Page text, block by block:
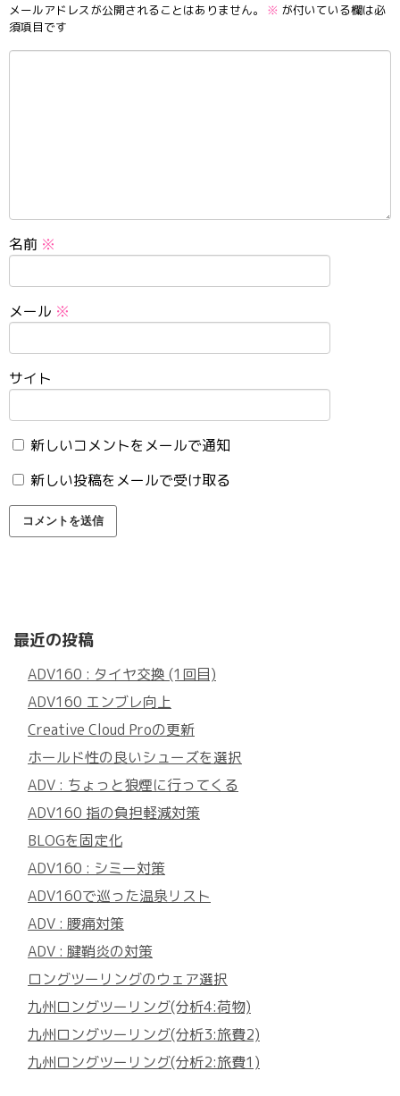
メールアドレスが公開されることはありません。 ※ が付いている欄は必
須項目です
名前 ※
メール ※
サイト
新しいコメントをメールで通知
新しい投稿をメールで受け取る
最近の投稿
ADV160 : タイヤ交換 (1回目)
ADV160 エンブレ向上
Creative Cloud Proの更新
ホールド性の良いシューズを選択
ADV : ちょっと狼煙に行ってくる
ADV160 指の負担軽減対策
BLOGを固定化
ADV160 : シミー対策
ADV160で巡った温泉リスト
ADV : 腰痛対策
ADV : 腱鞘炎の対策
ロングツーリングのウェア選択
九州ロングツーリング(分析4:荷物)
九州ロングツーリング(分析3:旅費2)
九州ロングツーリング(分析2:旅費1)